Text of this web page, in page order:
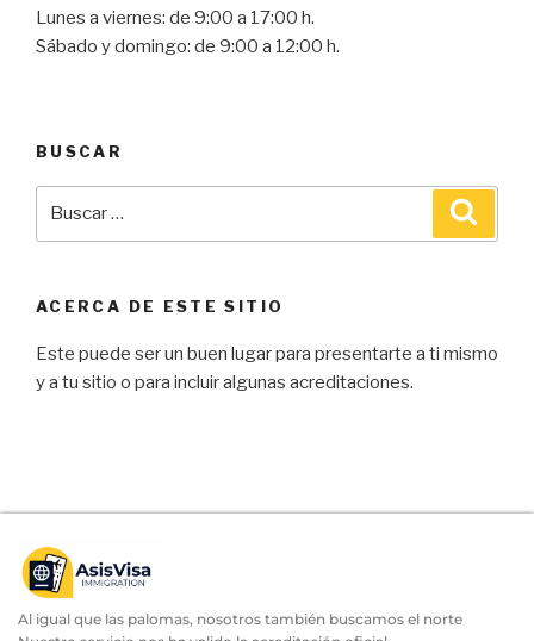
Lunes a viernes: de 9:00 a 17:00 h.
Sábado y domingo: de 9:00 a 12:00 h.
BUSCAR
ACERCA DE ESTE SITIO
Este puede ser un buen lugar para presentarte a ti mismo
y a tu sitio o para incluir algunas acreditaciones.
Al igual que las palomas, nosotros también buscamos el norte